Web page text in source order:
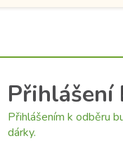
Přihlášení
Přihlášením k odběru
dárky.